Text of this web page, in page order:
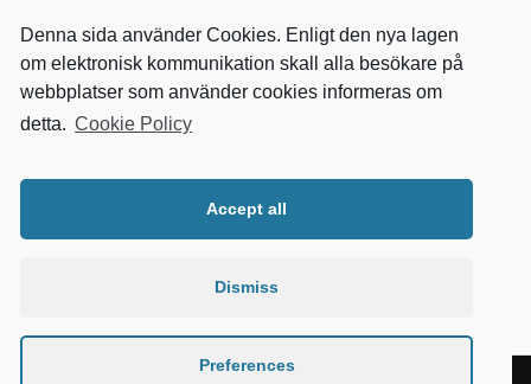
Denna sida använder Cookies. Enligt den nya lagen
om elektronisk kommunikation skall alla besökare på
webbplatser som använder cookies informeras om
detta. Cookie Policy
Accept all
Dismiss
Preferences